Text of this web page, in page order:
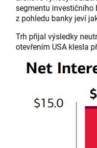
segmentu
z pohledu banky jeví
Trh přijal výsledky
otevřením USA klesla